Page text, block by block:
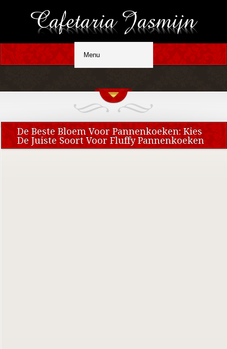
De Beste Bloem Voor Pannenkoeken: Kies
De Juiste Soort Voor Fluffy Pannenkoeken